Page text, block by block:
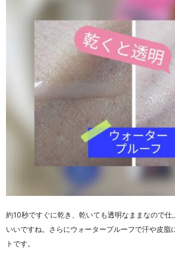
約10秒ですぐに乾き、乾いても透明なままなので
いいですね。さらにウォータープルーフで汗や皮脂
トです。